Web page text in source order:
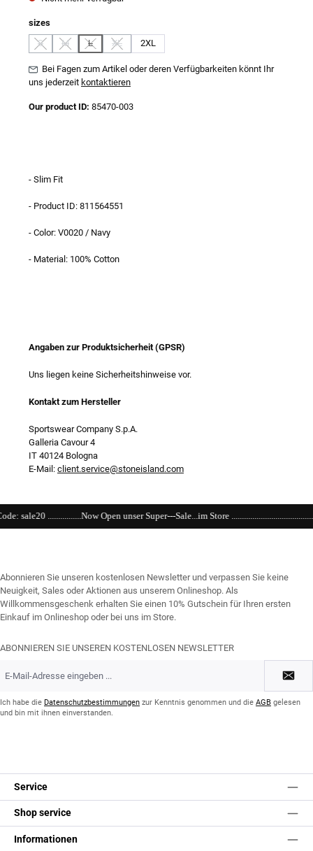
sizesauswählen
S
(Diese Option ist zurzeit nicht verfügbar.)
M
(Diese Option ist zurzeit nicht verfügbar.)
L
(Diese Option ist zurzeit nicht verfügbar.)
XL
(Diese Option ist zurzeit nicht verfügbar.)
2XL
Bei Fagen zum Artikel oder deren Verfügbarkeiten könnt Ihr
uns jederzeit kontaktieren
Our product ID: 85470-003
- Slim Fit
- Product ID: 811564551
- Color: V0020 / Navy
- Material: 100% Cotton
Angaben zur Produktsicherheit (GPSR)
Uns liegen keine Sicherheitshinweise vor.
Kontakt zum Hersteller
Sportswear Company S.p.A.
Galleria Cavour 4
IT 40124 Bologna
E-Mail: client.service@stoneisland.com
Open unser Super---Sale...im Store
Abonnieren Sie unseren kostenlosen Newsletter und verpassen Sie keine
Neuigkeit, Sales oder Aktionen aus unserem Onlineshop. Als
Willkommensgeschenk erhalten Sie einen 10% Gutschein für Ihren ersten
Einkauf im Onlineshop oder bei uns im Store.
ABONNIEREN SIE UNSEREN KOSTENLOSEN NEWSLETTER
Mail-
*Ich habe die Datenschutzbestimmungen zur Kenntnis genommen und die AGB gelesen
und bin mit ihnen einverstanden.
Service
Shop service
Informationen